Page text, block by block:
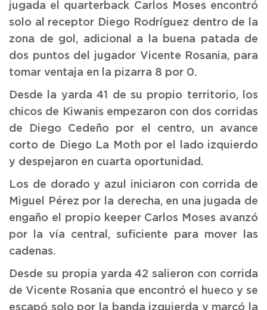
jugada el quarterback Carlos Moses encontró
solo al receptor Diego Rodríguez dentro de la
zona de gol, adicional a la buena patada de
dos puntos del jugador Vicente Rosania, para
tomar ventaja en la pizarra 8 por 0.
Desde la yarda 41 de su propio territorio, los
chicos de Kiwanis empezaron con dos corridas
de Diego Cedeño por el centro, un avance
corto de Diego La Moth por el lado izquierdo
y despejaron en cuarta oportunidad.
Los de dorado y azul iniciaron con corrida de
Miguel Pérez por la derecha, en una jugada de
engaño el propio keeper Carlos Moses avanzó
por la vía central, suficiente para mover las
cadenas.
Desde su propia yarda 42 salieron con corrida
de Vicente Rosania que encontró el hueco y se
escapó solo por la banda izquierda y marcó la